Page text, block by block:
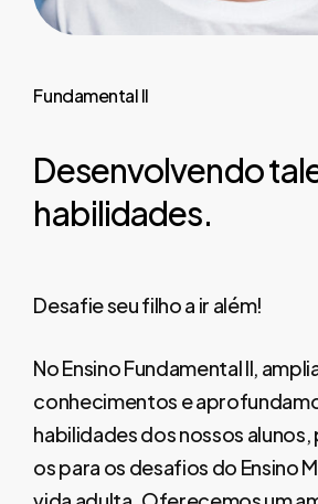
FundamentalII
Desenvolvendo
habilidades.
Desafie seu filho a ir além!
No Ensino Fundamental II,
conhecimentos e
habilidades dos nossos
os para os desafios do Ensino